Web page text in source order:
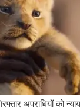
अपराधियों को